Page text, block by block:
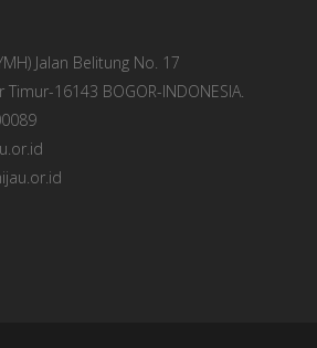
Jalan Belitung No. 17
16143 BOGOR-INDONESIA.